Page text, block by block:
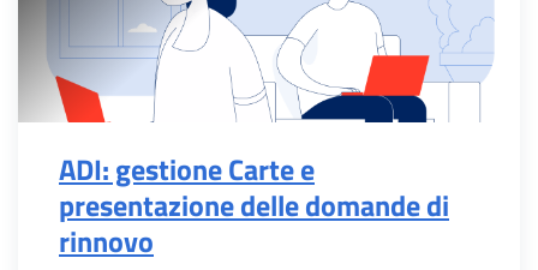
ADI: gestione Carte e
presentazione delle domande di
rinnovo